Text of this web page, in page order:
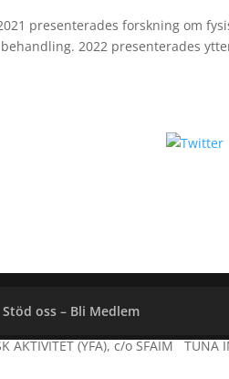
presenterades forskning om
2022 presenterades
Stöd oss – Bli Medlem
AKTIVITET (YFA), c/o SFAIM